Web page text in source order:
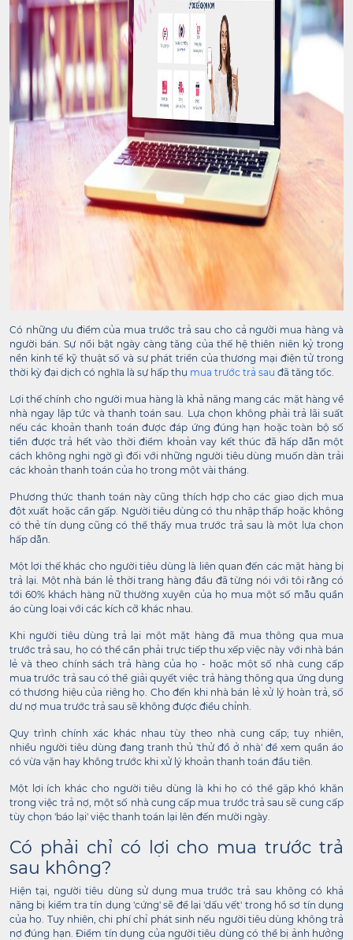
Có những ưu điểm của mua trước trả sau cho cả người mua hàng và
người bán. Sự nổi bật ngày càng tăng của thế hệ thiên niên kỷ trong
nền kinh tế kỹ thuật số và sự phát triển của thương mại điện tử trong
thời kỳ đại dịch có nghĩa là sự hấp thụ mua trước trả sau đã tăng tốc.
Lợi thế chính cho người mua hàng là khả năng mang các mặt hàng về
nhà ngay lập tức và thanh toán sau. Lựa chọn không phải trả lãi suất
nếu các khoản thanh toán được đáp ứng đúng hạn hoặc toàn bộ số
tiền được trả hết vào thời điểm khoản vay kết thúc đã hấp dẫn một
cách không nghi ngờ gì đối với những người tiêu dùng muốn dàn trải
các khoản thanh toán của họ trong một vài tháng.
Phương thức thanh toán này cũng thích hợp cho các giao dịch mua
đột xuất hoặc cần gấp. Người tiêu dùng có thu nhập thấp hoặc không
có thẻ tín dụng cũng có thể thấy mua trước trả sau là một lựa chọn
hấp dẫn.
Một lợi thế khác cho người tiêu dùng là liên quan đến các mặt hàng bị
trả lại. Một nhà bán lẻ thời trang hàng đầu đã từng nói với tôi rằng có
tới 60% khách hàng nữ thường xuyên của họ mua một số mẫu quần
áo cùng loại với các kích cỡ khác nhau.
Khi người tiêu dùng trả lại một mặt hàng đã mua thông qua mua
trước trả sau, họ có thể cần phải trực tiếp thu xếp việc này với nhà bán
lẻ và theo chính sách trả hàng của họ - hoặc một số nhà cung cấp
mua trước trả sau có thể giải quyết việc trả hàng thông qua ứng dụng
có thương hiệu của riêng họ. Cho đến khi nhà bán lẻ xử lý hoàn trả, số
dư nợ mua trước trả sau sẽ không được điều chỉnh.
Quy trình chính xác khác nhau tùy theo nhà cung cấp; tuy nhiên,
nhiều người tiêu dùng đang tranh thủ 'thử đồ ở nhà' để xem quần áo
có vừa vặn hay không trước khi xử lý khoản thanh toán đầu tiên.
Một lợi ích khác cho người tiêu dùng là khi họ có thể gặp khó khăn
trong việc trả nợ, một số nhà cung cấp mua trước trả sau sẽ cung cấp
tùy chọn 'báo lại' việc thanh toán lại lên đến mười ngày.
Có phải chỉ có lợi cho mua trước trả
sau không?
Hiện tại, người tiêu dùng sử dụng mua trước trả sau không có khả
năng bị kiểm tra tín dụng 'cứng' sẽ để lại 'dấu vết' trong hồ sơ tín dụng
của họ. Tuy nhiên, chi phí chỉ phát sinh nếu người tiêu dùng không trả
nợ đúng hạn. Điểm tín dụng của người tiêu dùng có thể bị ảnh hưởng